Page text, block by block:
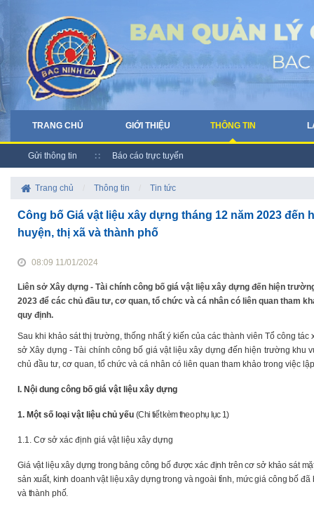
TRANG CHỦ GIỚI THIỆU THÔNG TIN
Gửi thông tin Báo cáo trực tuyến
Trang chủ Thông tin Tin tức
Công bố Giá vật liệu xây dựng tháng 12 năm 2023
huyện, thị xã và thành phố
08:09 11/01/2024
Liên sở Xây dựng - Tài chính công bố giá vật liệu xây dựng đến hiện
2023 để các chủ đầu tư, cơ quan, tổ chức và cá nhân có liên quan tham
quy định.
Sau khi khảo sát thị trường, thống nhất ý kiến của các thành viên Tổ công
sở Xây dựng - Tài chính công bố giá vật liệu xây dựng đến hiện trường khu
chủ đầu tư, cơ quan, tổ chức và cá nhân có liên quan tham khảo trong việc
I. Nội dung công bố giá vật liệu xây dựng
1. Một số loại vật liệu chủ yếu (Chi tiết kèm theo phụ lục 1)
1.1. Cơ sở xác định giá vật liệu xây dựng
Giá vật liệu xây dựng trong bảng công bố được xác định trên cơ sở khảo sát
sản xuất, kinh doanh vật liệu xây dựng trong và ngoài tỉnh, mức giá công bố
và thành phố.